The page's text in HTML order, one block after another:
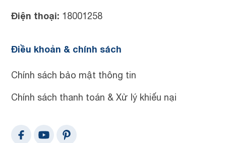
Điện thoại: 18001258
Điều khoản & chính sách
Chính sách bảo mật thông tin
Chính sách thanh toán & Xử lý khiếu nại